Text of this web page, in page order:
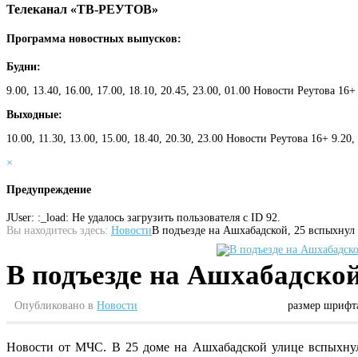
Телеканал «ТВ-РЕУТОВ»
Программа новостных выпусков:
Будни:
9.00, 13.40, 16.00, 17.00, 18.10, 20.45, 23.00, 01.00 Новости Реутова
Выходные:
10.00, 11.30, 13.00, 15.00, 18.40, 20.30, 23.00 Новости Реутова 16+
×
Предупреждение
JUser: :_load: Не удалось загрузить пользователя с ID 92.
Вы находитесь здесь: НовостиВ подъезде на Ашхабадской, 25 вспыхнул
В подъезде на
Опубликовано в Новости размер
Новости от МЧС. В 25 доме на Ашхабадской улице